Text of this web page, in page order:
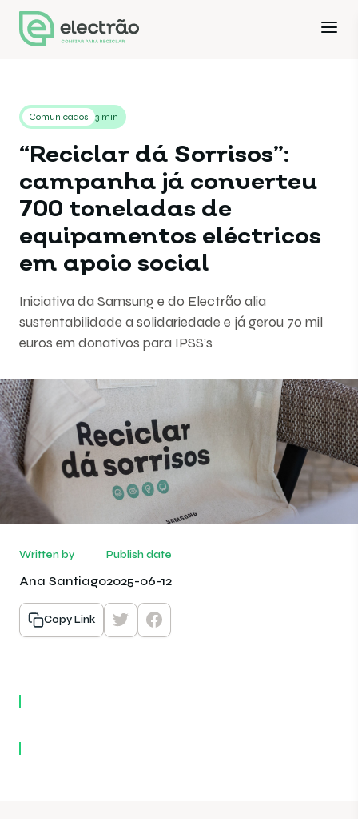
Comunicados 3 min
“Reciclar dá Sorrisos”:
campanha já converteu
700 toneladas de
equipamentos eléctricos
em apoio social
Iniciativa da Samsung e do Electrão alia
sustentabilidade a solidariedade e já gerou 70 mil
euros em donativos para IPSS’s
Written by
Ana Santiago
Publish date
2025-06-12
Copy Link